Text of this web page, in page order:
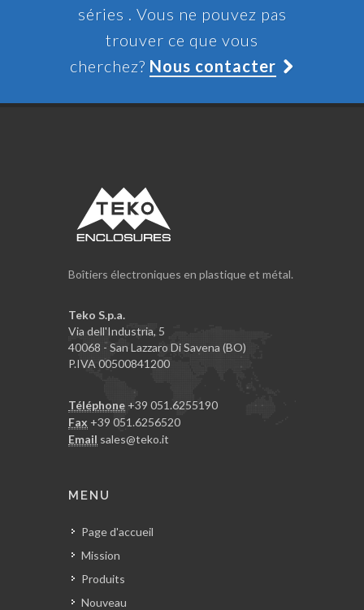
séries . Vous ne pouvez pas
trouver ce que vous
cherchez? Nous contacter
Boîtiers électroniques en plastique et métal.
Teko S.p.a.
Via dell'Industria, 5
40068 - San Lazzaro Di Savena (BO)
P.IVA 00500841200
Téléphone +39 051.6255190
Fax +39 051.6256520
Email sales@teko.it
MENU
Page d'accueil
Mission
Produits
Nouveau